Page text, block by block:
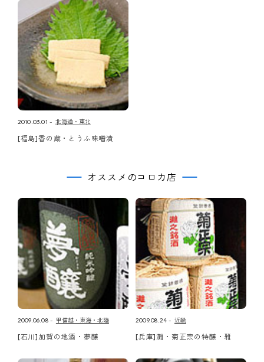
2010.03.01 北海道・東北
[福島]香の蔵・とうふ味噌漬
オススメのコロカ店
2009.06.08 甲信越・東海・北陸
[石川]加賀の地酒・夢醸
2009.08.24 近畿
[兵庫]灘・菊正宗の特醸・雅